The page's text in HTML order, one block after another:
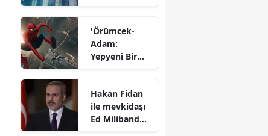
'Örümcek-
Adam:
Yepyeni Bir
gişeye hızlı
başladı
Hakan Fidan
ile mevkidaşı
Ed Miliband